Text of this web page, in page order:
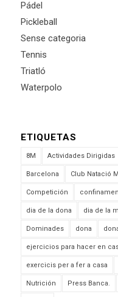
Pádel
Pickleball
Sense categoria
Tennis
Triatló
Waterpolo
ETIQUETAS
8M Actividades Dirigidas
Barcelona Club Natació
Competición
dia de la dona dia de la
Dominades dona
ejercicios para hacer en
exercicis per a fer a casa
Nutrición Press Banca.